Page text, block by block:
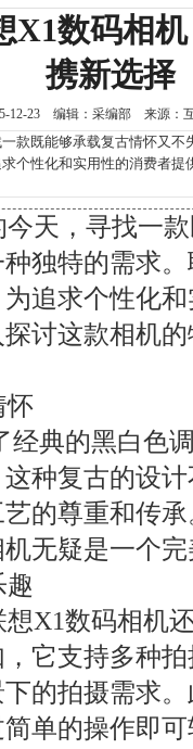
X1数码相
携新选择
12-23 编辑：采编部 来源
既能够承载复古情怀又不
个性化和实用性的消费者提
天，寻找一
独特的需求
追求个性化
讨这款相机
怀
经典的黑白色
种复古的设
的尊重和传
无疑是一个
趣
X1数码相机
它支持多种
的拍摄需求
单的操作即